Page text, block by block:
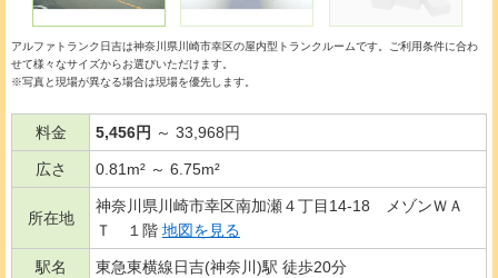
アルファトランク日吉は神奈川県川崎市幸区の屋内型トランクルームです。ご利用条件に合わ
せて様々なサイズからお選びいただけます。
※写真と現場が異なる場合は現場を優先します。
料金 5,456円 ～ 33,968円
広さ 0.81m² ～ 6.75m²
所在地
神奈川県川崎市幸区南加瀬４丁目14-18 メゾンＷＡ
Ｔ １階 地図を見る
駅名 東急東横線日吉(神奈川)駅 徒歩20分